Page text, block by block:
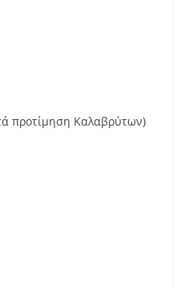
προτίμηση Καλαβρύτων)